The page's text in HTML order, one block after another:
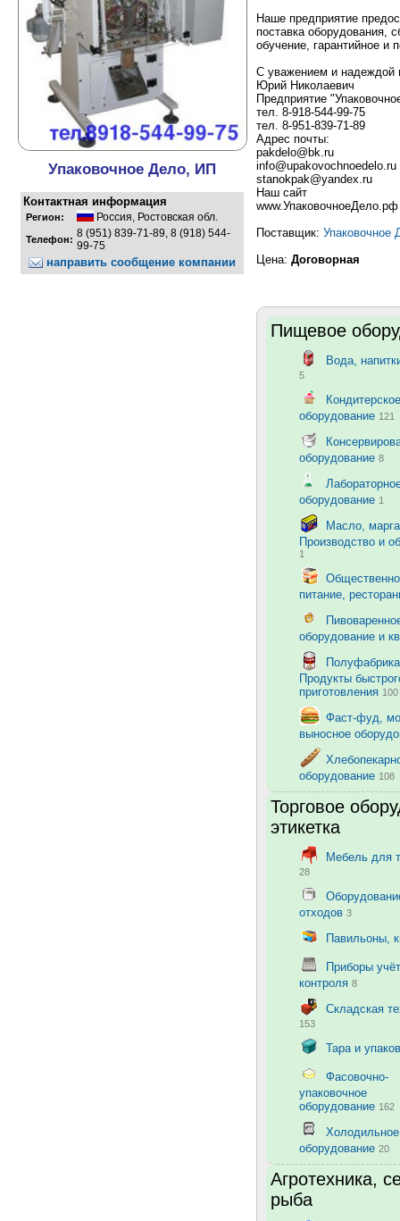
Упаковочное Дело, ИП
Контактная информация
Регион: Россия Ростовская обл.
Телефон: 8 (951) 839-71-89, 8 (918) 544-
99-75
направить сообщение компании
Наше предприятие
поставка оборудования,
обучение, гарантийное и
С уважением и надеждой
Юрий Николаевич
Предприятие
тел. 8-918-544-99-75
тел. 8-951-839-71-89
Адрес почты:
pakdelo@bk.ru
info@upakovochnoedelo.ru
stanokpak@yandex.ru
Наш сайт
www.УпаковочноеДело.рф
Поставщик: Упаковочное
Цена: Договорная
Пищевое
Вода,
5
Кондитерское
оборудование 121
оборудование 8
оборудование 1
Масло,
Производство и
1
питание,
оборудование и
Продукты
приготовления 100
Фаст-фуд,
выносное
оборудование 108
Торговое
этикетка
Мебель для
28
отходов 3
Павильоны,
Приборы
контроля 8
Складская
153
Тара и
Фасовочно-
упаковочное
оборудование 162
Холодильное
оборудование 20
Агротехника,
рыба